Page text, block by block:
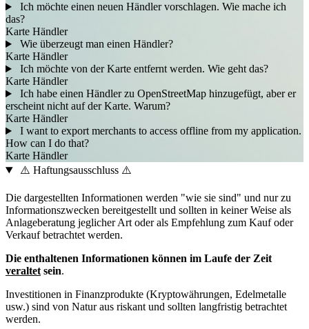
Ich möchte einen neuen Händler vorschlagen. Wie mache ich
das?
Karte Händler
Wie überzeugt man einen Händler?
Karte Händler
Ich möchte von der Karte entfernt werden. Wie geht das?
Karte Händler
Ich habe einen Händler zu OpenStreetMap hinzugefügt, aber er
erscheint nicht auf der Karte. Warum?
Karte Händler
I want to export merchants to access offline from my application.
How can I do that?
Karte Händler
⚠️ Haftungsausschluss ⚠️
Die dargestellten Informationen werden "wie sie sind" und nur zu
Informationszwecken bereitgestellt und sollten in keiner Weise als
Anlageberatung jeglicher Art oder als Empfehlung zum Kauf oder
Verkauf betrachtet werden.
Die enthaltenen Informationen können im Laufe der Zeit
veraltet sein.
Investitionen in Finanzprodukte (Kryptowährungen, Edelmetalle
usw.) sind von Natur aus riskant und sollten langfristig betrachtet
werden.